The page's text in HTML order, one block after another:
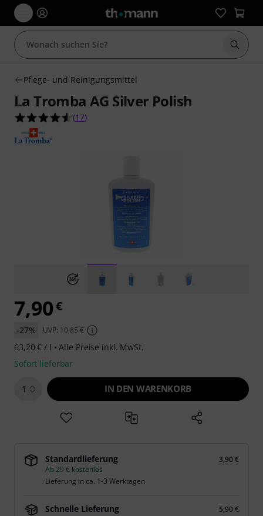
Suche
Pflege- und Reinigungsmittel
La Tromba AG Silver Polish
4.5 von 5 Sternen aus 17 Kundenbewertungen
(17)
7,90€
-27% UVP: 10,85 €
63,20 € / l • Alle Preise inkl. MwSt.
Sofort lieferbar
1 IN DEN WARENKORB
Standardlieferung
3,90 €
Ab 29 € kostenlos
Lieferung in ca. 1-3 Werktagen
Schnelle Lieferung
5,90 €